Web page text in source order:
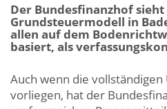
Der Bundesfinanzhof sieht
Grundsteuermodell in
allen auf dem
basiert, als
Auch wenn die
vorliegen, hat der